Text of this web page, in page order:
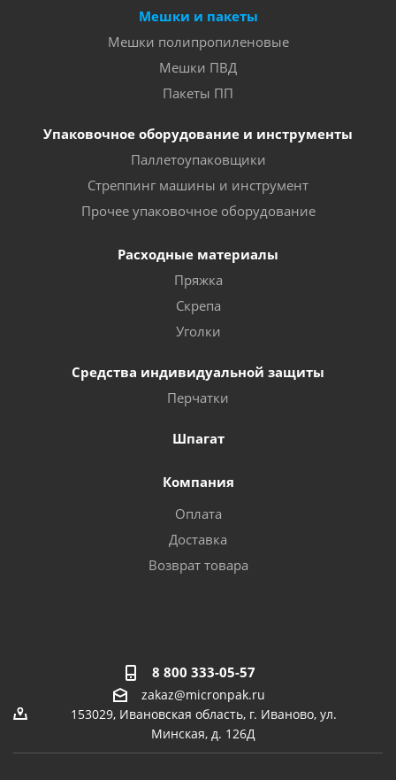
Мешки и пакеты
Мешки полипропиленовые
Мешки ПВД
Пакеты ПП
Упаковочное оборудование и инструменты
Паллетоупаковщики
Стреппинг машины и инструмент
Прочее упаковочное оборудование
Расходные материалы
Пряжка
Скрепа
Уголки
Средства индивидуальной защиты
Перчатки
Шпагат
Компания
Оплата
Доставка
Возврат товара
8 800 333-05-57
zakaz@micronpak.ru
153029, Ивановская область, г. Иваново, ул.
Минская, д. 126Д